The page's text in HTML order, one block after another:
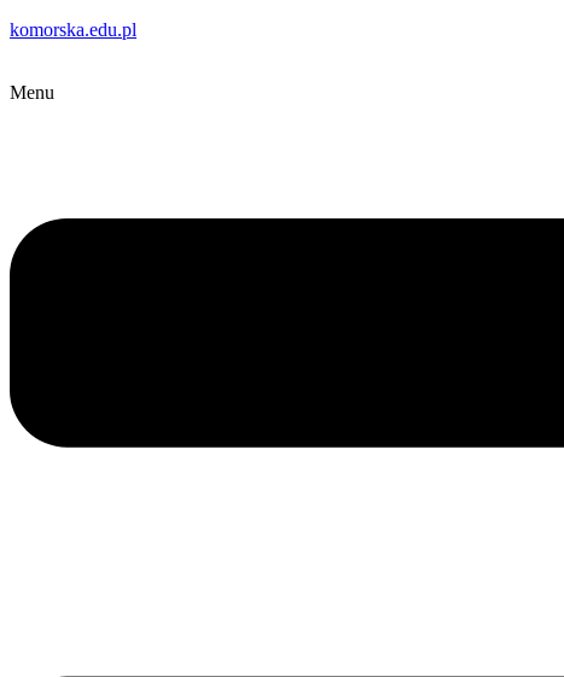
komorska.edu.pl
Menu